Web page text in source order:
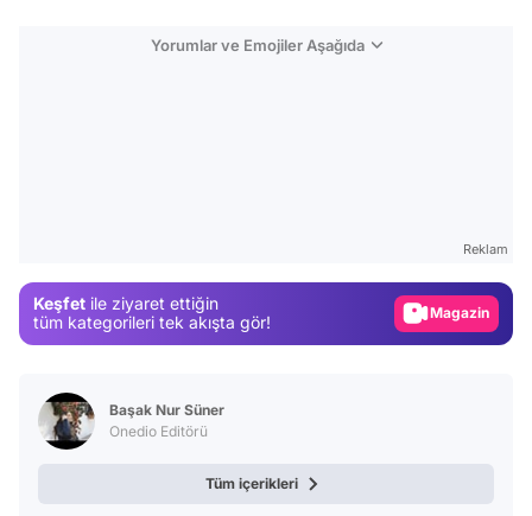
Yorumlar ve Emojiler Aşağıda
Reklam
Keşfet ile ziyaret ettiğin
tüm kategorileri tek akışta gör!
Video
Başak Nur Süner
Onedio Editörü
Tüm içerikleri